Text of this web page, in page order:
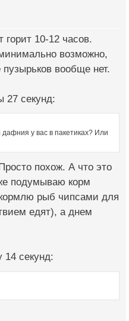
горит 10-12 часов.
возможно,
вообще нет.
27 секунд:
у вас в пакетиках? Или
похож. А что это
подумываю корм
рыб чипсами для
едят), а днем
14 секунд: